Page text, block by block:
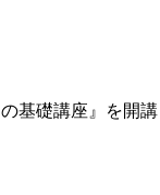
基礎講座』を開